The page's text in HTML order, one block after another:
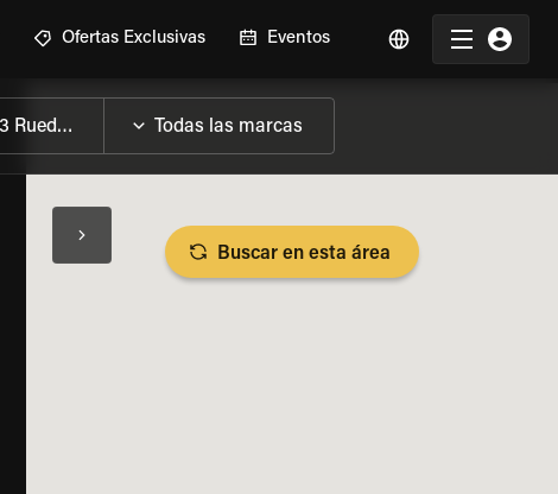
Ofertas Exclusivas Eventos
Buscar en esta área